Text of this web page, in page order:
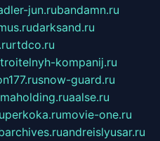
jun.rubandamn.ru
darksand.ru
rtdco.ru
kompanij.ru
snow-guard.ru
aalse.ru
perkoka.rumovie-one.ru
andreislyusar.ru